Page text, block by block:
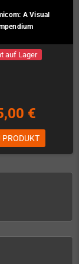
A Visual
auf Lager
€
PRODUKT